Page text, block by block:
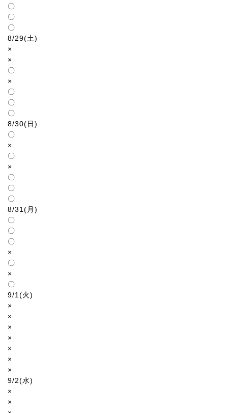
〇
〇
〇
8/29(土)
×
×
〇
×
〇
〇
〇
8/30(日)
〇
×
〇
×
〇
〇
〇
8/31(月)
〇
〇
〇
×
〇
×
〇
9/1(火)
×
×
×
×
×
×
×
9/2(水)
×
×